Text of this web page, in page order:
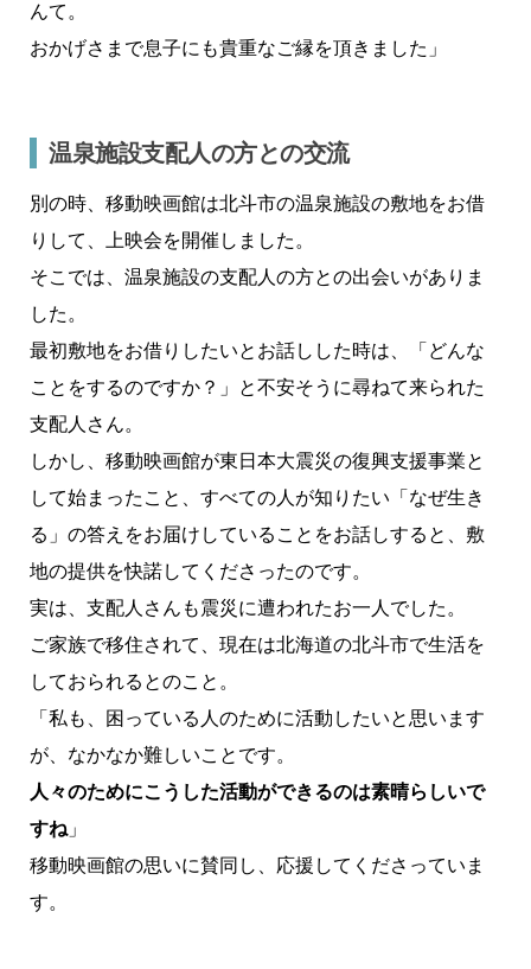
んて。
おかげさまで息子にも貴重なご縁を頂きました」
温泉施設支配人の方との交流
別の時、移動映画館は北斗市の温泉施設の敷地をお借
りして、上映会を開催しました。
そこでは、温泉施設の支配人の方との出会いがありま
した。
最初敷地をお借りしたいとお話しした時は、「どんな
ことをするのですか？」と不安そうに尋ねて来られた
支配人さん。
しかし、移動映画館が東日本大震災の復興支援事業と
して始まったこと、すべての人が知りたい「なぜ生き
る」の答えをお届けしていることをお話しすると、敷
地の提供を快諾してくださったのです。
実は、支配人さんも震災に遭われたお一人でした。
ご家族で移住されて、現在は北海道の北斗市で生活を
しておられるとのこと。
「私も、困っている人のために活動したいと思います
が、なかなか難しいことです。
人々のためにこうした活動ができるのは素晴らしいで
すね 」
移動映画館の思いに賛同し、応援してくださっていま
す。